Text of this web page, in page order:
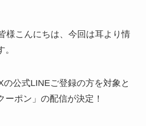
様こんにちは、今回は耳より情
の公式LINEご登録の方を対象と
ーポン」の配信が決定！